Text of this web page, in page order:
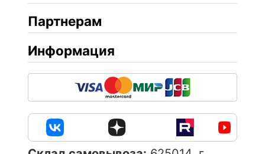
Партнерам
Информация